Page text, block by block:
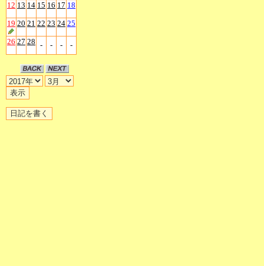
12 13 14 15 16 17 18
19 20 21 22 23 24 25
26 27 28 - - - -